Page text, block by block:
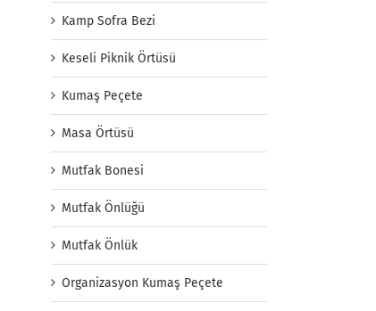
Kamp Sofra Bezi
Keseli Piknik Örtüsü
Kumaş Peçete
Masa Örtüsü
Mutfak Bonesi
Mutfak Önlüğü
Mutfak Önlük
Organizasyon Kumaş Peçete